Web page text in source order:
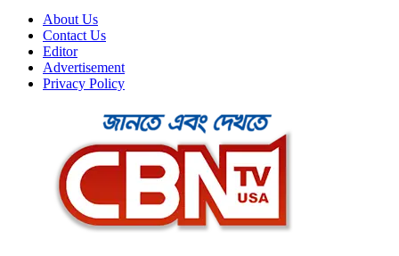
About Us
Contact Us
Editor
Advertisement
Privacy Policy